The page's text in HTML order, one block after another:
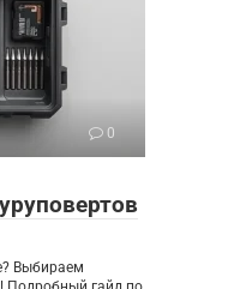
0
Выбираем